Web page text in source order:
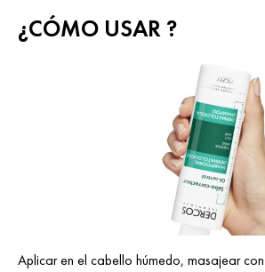
¿CÓMO USAR ?
Aplicar en el cabello húmedo, masajear